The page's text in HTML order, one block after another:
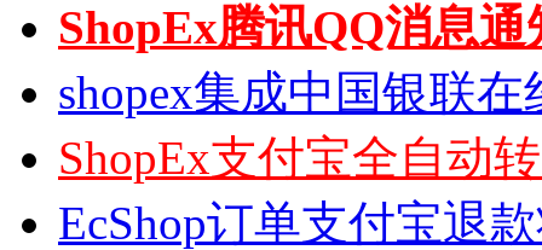
ShopEx腾讯QQ消息通
shopex集成中国银联在
ShopEx支付宝全自动
EcShop订单支付宝退